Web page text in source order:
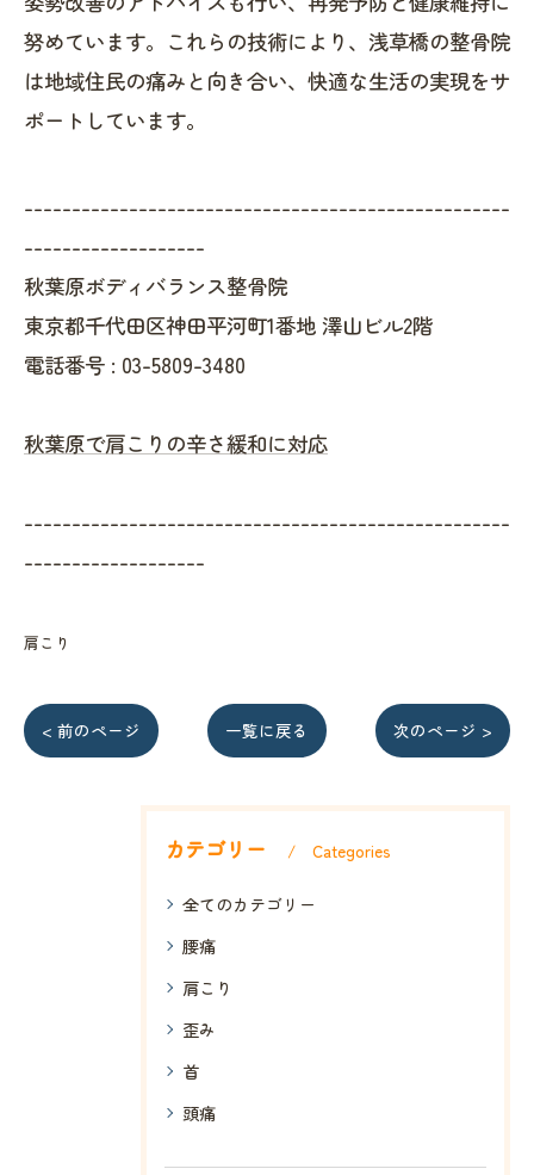
努めています。これらの技術により、浅草橋の整骨院
は地域住民の痛みと向き合い、快適な生活の実現をサ
ポートしています。
---------------------------------------------------
-------------------
秋葉原ボディバランス整骨院
東京都千代田区神田平河町1番地 澤山ビル2階
電話番号 : 03-5809-3480
秋葉原で肩こりの辛さ緩和に対応
---------------------------------------------------
-------------------
肩こり
< 前のページ 一覧に戻る 次のページ >
カテゴリー Categories
全てのカテゴリー
腰痛
肩こり
歪み
首
頭痛